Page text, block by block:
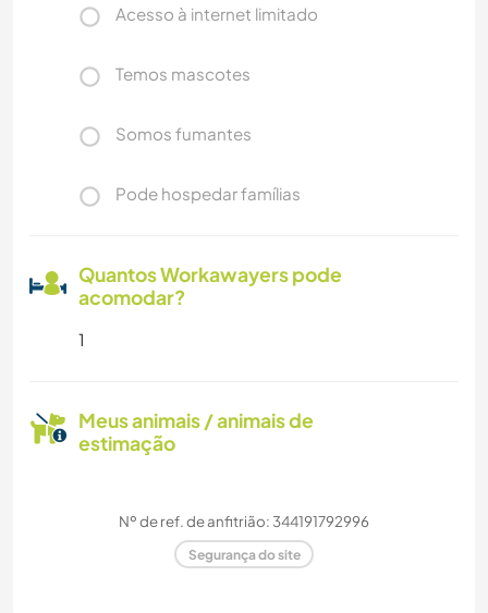
Acesso à internet limitado
Temos mascotes
Somos fumantes
Pode hospedar famílias
Quantos Workawayers pode
acomodar?
1
Meus animais / animais de
estimação
Nº de ref. de anfitrião: 344191792996
Segurança do site